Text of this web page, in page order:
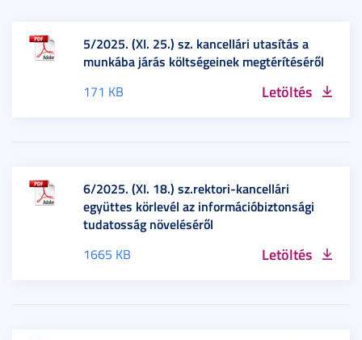
5/2025. (XI. 25.) sz. kancellári utasítás a
munkába járás költségeinek megtérítéséről
171 KB Letöltés
6/2025. (XI. 18.) sz.rektori-kancellári
együttes körlevél az információbiztonsági
tudatosság növeléséről
1665 KB Letöltés